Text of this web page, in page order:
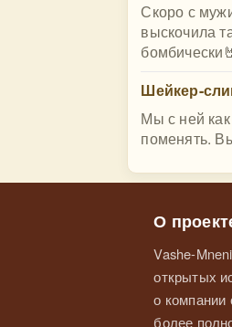
Скоро с
выскочила
Шейкер-
Мы с ней
поменять.
О
Vashe-
открытых
о
более